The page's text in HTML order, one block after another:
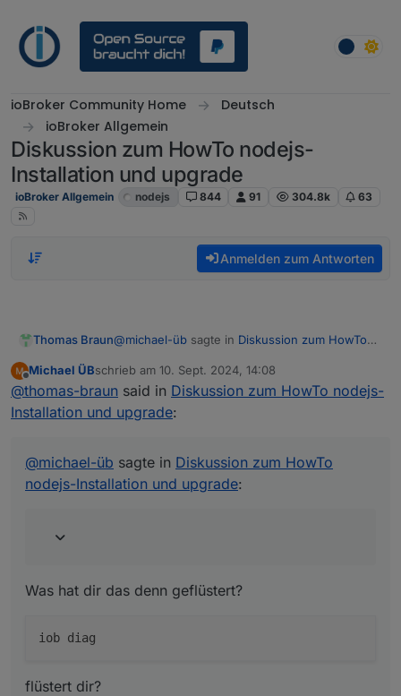
ioBroker Community Home
Deutsch
ioBroker Allgemein
Diskussion zum HowTo nodejs-
Installation und upgrade
ioBroker Allgemein nodejs 844 91 304.8k 63
Anmelden zum Antworten
Thomas Braun@michael-üb sagte in Diskussion zum HowTo
chatgpt
Offline
Michael ÜBschrieb am 10. Sept. 2024, 14:08
zuletzt editiert von
@thomas-braun said in Diskussion zum HowTo nodejs-
Installation und upgrade:
@michael-üb sagte in Diskussion zum HowTo
nodejs-Installation und upgrade:
Was hat dir das denn geflüstert?
flüstert dir?